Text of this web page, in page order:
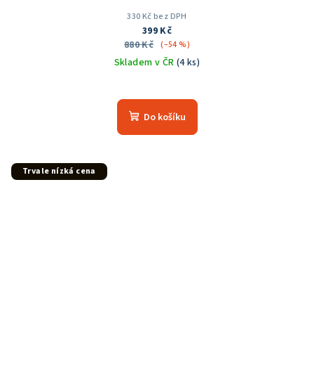
330 Kč bez DPH
399 Kč
880 Kč (–54 %)
Skladem v ČR (4 ks)
Do košíku
Trvale nízká cena